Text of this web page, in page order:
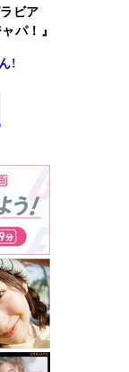
ビア
パ！』
!